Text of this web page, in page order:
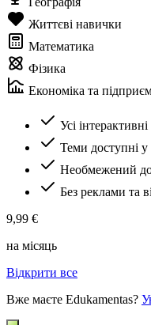
Життєві навички
Математика
Фізика
Економіка та
Усі
Теми доступні у
Необмежений
Без реклами та
9,99 €
на місяць
Відкрити все
Вже маєте Edukamentas?